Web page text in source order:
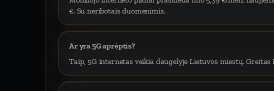
€. Su neribotais duomenimis.
Ar yra 5G aprėptis?
Taip, 5G internetas veikia daugelyje Lietuvos miestų. Greitas